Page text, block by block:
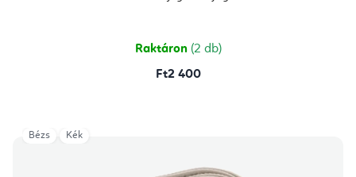
csillag.
Raktáron (2 db)
Ft2 400
Bézs Kék